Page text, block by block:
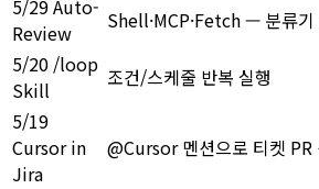
5/29 Auto-
Review
Shell·MCP·Fetch — 분류
5/20 /loop
Skill
조건/스케줄 반복 실행
5/19
Cursor in
Jira
@Cursor 멘션으로 티켓 PR